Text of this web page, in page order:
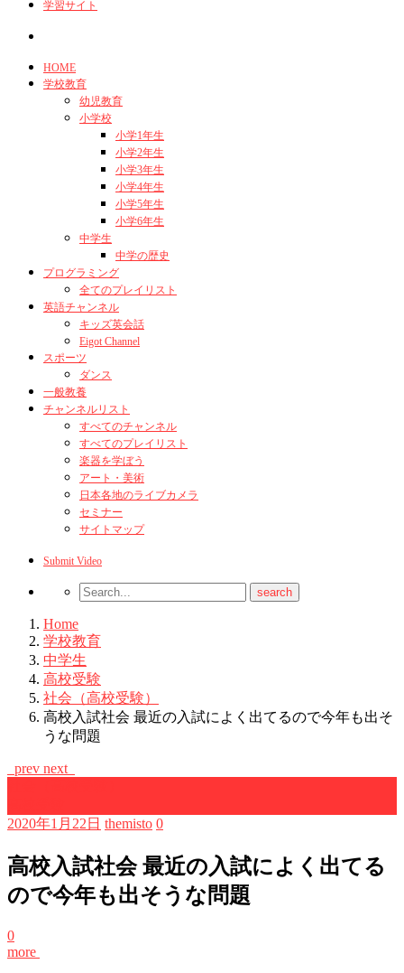
HOME
学校教育
幼児教育
小学校
小学1年生
小学2年生
小学3年生
小学4年生
小学5年生
小学6年生
中学生
中学の歴史
プログラミング
全てのプレイリスト
英語チャンネル
キッズ英会話
Eigot Channel
スポーツ
ダンス
一般教養
チャンネルリスト
すべてのチャンネル
すべてのプレイリスト
楽器を学ぼう
アート・美術
日本各地のライブカメラ
セミナー
サイトマップ
Submit Video
Home
学校教育
中学生
高校受験
社会（高校受験）
高校入試社会 最近の入試によく出てるので今年も出そ
うな問題
prev next
2020年1月22日 themisto 0
高校入試社会 最近の入試によく出てる
ので今年も出そうな問題
0
more